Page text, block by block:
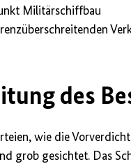
Militärschiffbau
des
wie die
grob gesichtet. Das